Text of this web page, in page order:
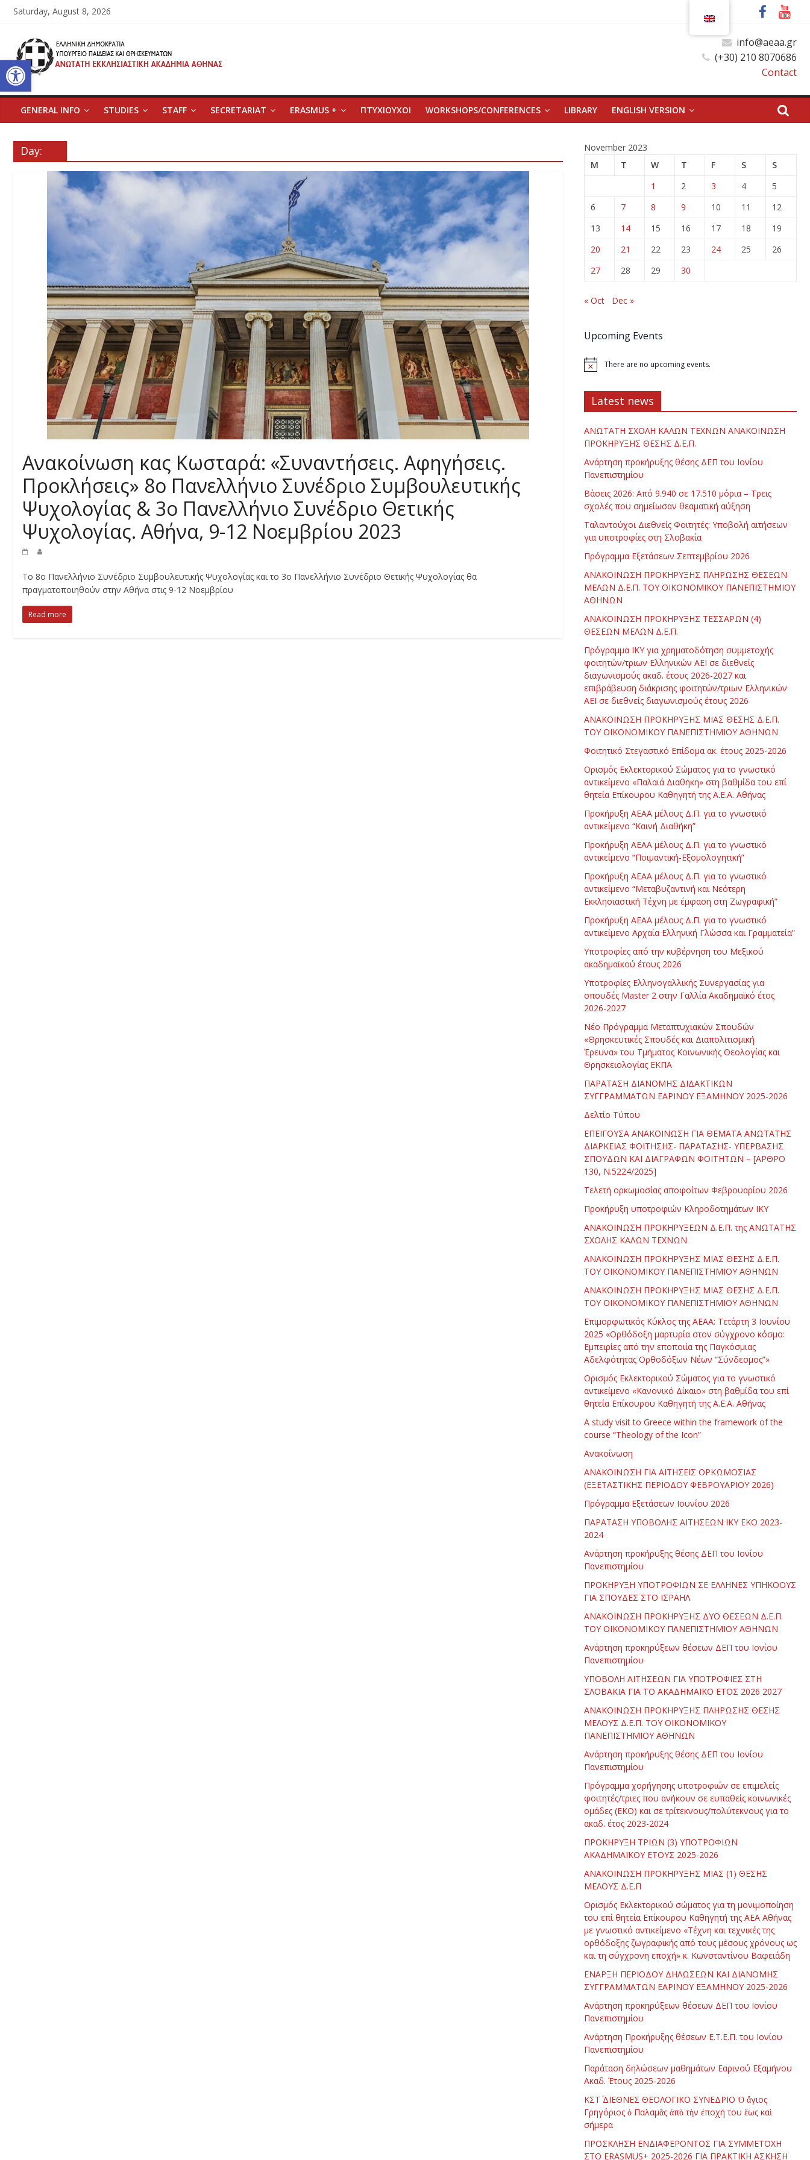
Open toolbar
Skip
content
Saturday, August 8, 2026
Ανώτατη
Εκκλησιαστική
Ακαδημία
Αθηνών
Ανώτατη
Εκκλησιαστική
Ακαδημία
info@aeaa.gr
(+30) 210 8070686
Contact
GENERAL INFO STUDIES STAFF SECRETARIAT ERASMUS + ΠΤΥΧΙΟΥΧΟΙ WORKSHOPS/CONFERENCES LIBRARY ENGLISH VERSION
Day:
Ανακοίνωση κας Κωσταρά: «Συναντήσεις. Αφηγήσεις.
Προκλήσεις» 8ο Πανελλήνιο Συνέδριο Συμβουλευτικής
Ψυχολογίας & 3ο Πανελλήνιο Συνέδριο Θετικής
Ψυχολογίας. Αθήνα, 9-12 Νοεμβρίου 2023
Το 8ο Πανελλήνιο Συνέδριο Συμβουλευτικής Ψυχολογίας και το 3ο Πανελλήνιο Συνέδριο Θετικής Ψυχολογίας θα
πραγματοποιηθούν στην Αθήνα στις 9-12 Νοεμβρίου
Read more
November 2023
M
T W T F S
S
1
2 3 4
5
6
7 8 9 10 11
12
13
14 15 16 17 18
19
20
21 22 23 24 25
26
27
28 29 30
« Oct Dec »
Upcoming Events
There are no upcoming events.
Latest news
ΑΝΩΤΑΤΗ ΣΧΟΛΗ ΚΑΛΩΝ ΤΕΧΝΩΝ ΑΝΑΚΟΙΝΩΣΗ
ΠΡΟΚΗΡΥΞΗΣ ΘΕΣΗΣ Δ.Ε.Π.
Ανάρτηση προκήρυξης θέσης ΔΕΠ του Ιονίου
Πανεπιστημίου
Βάσεις 2026: Από 9.940 σε 17.510 μόρια – Τρεις
σχολές που σημείωσαν θεαματική αύξηση
Ταλαντούχοι Διεθνείς Φοιτητές: Υποβολή αιτήσεων
για υποτροφίες στη Σλοβακία
Πρόγραμμα Εξετάσεων Σεπτεμβρίου 2026
ΑΝΑΚΟΙΝΩΣΗ ΠΡΟΚΗΡΥΞΗΣ ΠΛΗΡΩΣΗΣ ΘΕΣΕΩΝ
ΜΕΛΩΝ Δ.Ε.Π. ΤΟΥ ΟΙΚΟΝΟΜΙΚΟΥ ΠΑΝΕΠΙΣΤΗΜΙΟΥ
ΑΘΗΝΩΝ
ΑΝΑΚΟΙΝΩΣΗ ΠΡΟΚΗΡΥΞΗΣ ΤΕΣΣΑΡΩΝ (4)
ΘΕΣΕΩΝ ΜΕΛΩΝ Δ.Ε.Π.
Πρόγραμμα ΙΚΥ για χρηματοδότηση συμμετοχής
φοιτητών/τριων Ελληνικών ΑΕΙ σε διεθνείς
διαγωνισμούς ακαδ. έτους 2026-2027 και
επιβράβευση διάκρισης φοιτητών/τριων Ελληνικών
ΑΕΙ σε διεθνείς διαγωνισμούς έτους 2026
ΑΝΑΚΟΙΝΩΣΗ ΠΡΟΚΗΡΥΞΗΣ ΜΙΑΣ ΘΕΣΗΣ Δ.Ε.Π.
ΤΟΥ ΟΙΚΟΝΟΜΙΚΟΥ ΠΑΝΕΠΙΣΤΗΜΙΟΥ ΑΘΗΝΩΝ
Φοιτητικό Στεγαστικό Επίδομα ακ. έτους 2025-2026
Ορισμός Εκλεκτορικού Σώματος για το γνωστικό
αντικείμενο «Παλαιά Διαθήκη» στη βαθμίδα του επί
θητεία Επίκουρου Καθηγητή της Α.Ε.Α. Αθήνας
Προκήρυξη ΑΕΑΑ μέλους Δ.Π. για το γνωστικό
αντικείμενο “Καινή Διαθήκη”
Προκήρυξη ΑΕΑΑ μέλους Δ.Π. για το γνωστικό
αντικείμενο “Ποιμαντική-Εξομολογητική”
Προκήρυξη ΑΕΑΑ μέλους Δ.Π. για το γνωστικό
αντικείμενο “Μεταβυζαντινή και Νεότερη
Εκκλησιαστική Τέχνη με έμφαση στη Ζωγραφική”
Προκήρυξη ΑΕΑΑ μέλους Δ.Π. για το γνωστικό
αντικείμενο Αρχαία Ελληνική Γλώσσα και Γραμματεία”
Υποτροφίες από την κυβέρνηση του Μεξικού
ακαδημαϊκού έτους 2026
Υποτροφίες Ελληνογαλλικής Συνεργασίας για
σπουδές Master 2 στην Γαλλία Ακαδημαϊκό έτος
2026-2027
Νέο Πρόγραμμα Μεταπτυχιακών Σπουδών
«Θρησκευτικές Σπουδές και Διαπολιτισμική
Έρευνα» του Τμήματος Κοινωνικής Θεολογίας και
Θρησκειολογίας ΕΚΠΑ
ΠΑΡΑΤΑΣΗ ΔΙΑΝΟΜΗΣ ΔΙΔΑΚΤΙΚΩΝ
ΣΥΓΓΡΑΜΜΑΤΩΝ ΕΑΡΙΝΟΥ ΕΞΑΜΗΝΟΥ 2025-2026
Δελτίο Τύπου
ΕΠΕΙΓΟΥΣΑ ΑΝΑΚΟΙΝΩΣΗ ΓΙΑ ΘΕΜΑΤΑ ΑΝΩΤΑΤΗΣ
ΔΙΑΡΚΕΙΑΣ ΦΟΙΤΗΣΗΣ- ΠΑΡΑΤΑΣΗΣ- ΥΠΕΡΒΑΣΗΣ
ΣΠΟΥΔΩΝ ΚΑΙ ΔΙΑΓΡΑΦΩΝ ΦΟΙΤΗΤΩΝ – [ΑΡΘΡΟ
130, Ν.5224/2025]
Τελετή ορκωμοσίας αποφοίτων Φεβρουαρίου 2026
Προκήρυξη υποτροφιών Κληροδοτημάτων ΙΚΥ
ΑΝΑΚΟΙΝΩΣΗ ΠΡΟΚΗΡΥΞΕΩΝ Δ.Ε.Π. της ΑΝΩΤΑΤΗΣ
ΣΧΟΛΗΣ ΚΑΛΩΝ ΤΕΧΝΩΝ
ΑΝΑΚΟΙΝΩΣΗ ΠΡΟΚΗΡΥΞΗΣ ΜΙΑΣ ΘΕΣΗΣ Δ.Ε.Π.
ΤΟΥ ΟΙΚΟΝΟΜΙΚΟΥ ΠΑΝΕΠΙΣΤΗΜΙΟΥ ΑΘΗΝΩΝ
ΑΝΑΚΟΙΝΩΣΗ ΠΡΟΚΗΡΥΞΗΣ ΜΙΑΣ ΘΕΣΗΣ Δ.Ε.Π.
ΤΟΥ ΟΙΚΟΝΟΜΙΚΟΥ ΠΑΝΕΠΙΣΤΗΜΙΟΥ ΑΘΗΝΩΝ
Επιμορφωτικός Κύκλος της ΑΕΑΑ: Τετάρτη 3 Ιουνίου
2025 «Ορθόδοξη μαρτυρία στον σύγχρονο κόσμο:
Εμπειρίες από την εποποιία της Παγκόσμιας
Αδελφότητας Ορθοδόξων Νέων “Σύνδεσμος”»
Ορισμός Εκλεκτορικού Σώματος για το γνωστικό
αντικείμενο «Κανονικό Δίκαιο» στη βαθμίδα του επί
θητεία Επίκουρου Καθηγητή της Α.Ε.Α. Αθήνας
Α study visit to Greece within the framework of the
course “Theology of the Icon”
Ανακοίνωση
ΑΝΑΚΟΙΝΩΣΗ ΓΙΑ ΑΙΤΗΣΕΙΣ ΟΡΚΩΜΟΣΙΑΣ
(ΕΞΕΤΑΣΤΙΚΗΣ ΠΕΡΙΟΔΟΥ ΦΕΒΡΟΥΑΡΙΟΥ 2026)
Πρόγραμμα Εξετάσεων Ιουνίου 2026
ΠΑΡΑΤΑΣΗ ΥΠΟΒΟΛΗΣ ΑΙΤΗΣΕΩΝ ΙΚΥ ΕΚΟ 2023-
2024
Ανάρτηση προκήρυξης θέσης ΔΕΠ του Ιονίου
Πανεπιστημίου
ΠΡΟΚΗΡΥΞΗ ΥΠΟΤΡΟΦΙΩΝ ΣΕ ΕΛΛΗΝΕΣ ΥΠΗΚΟΟΥΣ
ΓΙΑ ΣΠΟΥΔΕΣ ΣΤΟ ΙΣΡΑΗΛ
ΑΝΑΚΟΙΝΩΣΗ ΠΡΟΚΗΡΥΞΗΣ ΔΥΟ ΘΕΣΕΩΝ Δ.Ε.Π.
ΤΟΥ ΟΙΚΟΝΟΜΙΚΟΥ ΠΑΝΕΠΙΣΤΗΜΙΟΥ ΑΘΗΝΩΝ
Ανάρτηση προκηρύξεων θέσεων ΔΕΠ του Ιονίου
Πανεπιστημίου
ΥΠΟΒΟΛΗ ΑΙΤΗΣΕΩΝ ΓΙΑ ΥΠΟΤΡΟΦΙΕΣ ΣΤΗ
ΣΛΟΒΑΚΙΑ ΓΙΑ ΤΟ ΑΚΑΔΗΜΑΪΚΟ ΕΤΟΣ 2026 2027
ΑΝΑΚΟΙΝΩΣΗ ΠΡΟΚΗΡΥΞΗΣ ΠΛΗΡΩΣΗΣ ΘΕΣΗΣ
ΜΕΛΟΥΣ Δ.Ε.Π. ΤΟΥ ΟΙΚΟΝΟΜΙΚΟΥ
ΠΑΝΕΠΙΣΤΗΜΙΟΥ ΑΘΗΝΩΝ
Ανάρτηση προκήρυξης θέσης ΔΕΠ του Ιονίου
Πανεπιστημίου
Πρόγραμμα χορήγησης υποτροφιών σε επιμελείς
φοιτητές/τριες που ανήκουν σε ευπαθείς κοινωνικές
ομάδες (ΕΚΟ) και σε τρίτεκνους/πολύτεκνους για το
ακαδ. έτος 2023-2024
ΠΡΟΚΗΡΥΞΗ ΤΡΙΩΝ (3) ΥΠΟΤΡΟΦΙΩΝ
ΑΚΑΔΗΜΑΪΚΟΥ ΕΤΟΥΣ 2025-2026
ΑΝΑΚΟΙΝΩΣΗ ΠΡΟΚΗΡΥΞΗΣ ΜΙΑΣ (1) ΘΕΣΗΣ
ΜΕΛΟΥΣ Δ.Ε.Π
Ορισμός Εκλεκτορικού σώματος για τη μονιμοποίηση
του επί θητεία Επίκουρου Καθηγητή της ΑΕΑ Αθήνας
με γνωστικό αντικείμενο «Τέχνη και τεχνικές της
ορθόδοξης ζωγραφικής από τους μέσους χρόνους ως
και τη σύγχρονη εποχή» κ. Κωνσταντίνου Βαφειάδη
ΕΝΑΡΞΗ ΠΕΡΙΟΔΟΥ ΔΗΛΩΣΕΩΝ ΚΑΙ ΔΙΑΝΟΜΗΣ
ΣΥΓΓΡΑΜΜΑΤΩΝ ΕΑΡΙΝΟΥ ΕΞΑΜΗΝΟΥ 2025-2026
Ανάρτηση προκηρύξεων θέσεων ΔΕΠ του Ιονίου
Πανεπιστημίου
Ανάρτηση Προκήρυξης θέσεων Ε.Τ.Ε.Π. του Ιονίου
Πανεπιστημίου
Παράταση δηλώσεων μαθημάτων Εαρινού Εξαμήνου
Ακαδ. Έτους 2025-2026
ΚΣΤ΄ ΔΙΕΘΝΕΣ ΘΕΟΛΟΓΙΚΟ ΣΥΝΕΔΡΙΟ Ὁ ἅγιος
Γρηγόριος ὁ Παλαμᾶς ἀπὸ τὴν ἐποχή του ἕως καὶ
σήμερα
ΠΡΟΣΚΛΗΣΗ ΕΝΔΙΑΦΕΡΟΝΤΟΣ ΓΙΑ ΣΥΜΜΕΤΟΧΗ
ΣΤΟ ERASMUS+ 2025-2026 ΓΙΑ ΠΡΑΚΤΙΚΗ ΑΣΚΗΣΗ